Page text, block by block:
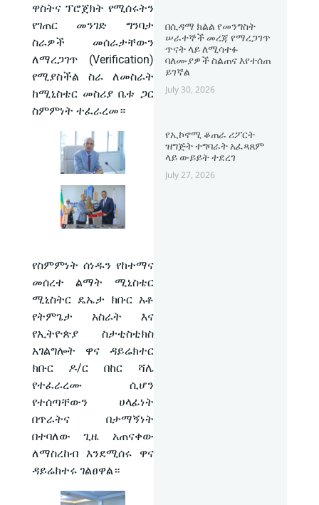
ዋስትና ፕሮጀክት የሚሰሩትን
የገጠር መንገድ ግንባታ
ስራዎች መሰራታቸውን
ለማረጋገጥ (Verification)
የሚያስችል ስራ ለመስራት
ከሚኒስቴር መስሪያ ቤቱ ጋር
ስምምነት ተፈራረመ።
የስምምነት ሰነዱን የከተማና
መሰረተ ልማት ሚኒስቴር
ሚኒስትር ዴኤታ ክቡር አቶ
የትምጌታ አስራት እና
የኢትዮጵያ ስታቲስቲክስ
አገልግሎት ዋና ዳይሬክተር
ክቡር ዶ/ር በከር ሻሌ
የተፈራረሙ ሲሆን
የተሰጣቸውን ሀላፊነት
በጥራትና በታማኝነት
በተባለው ጊዜ አጠናቀው
ለማስረከብ እንደሚሰሩ ዋና
ዳይሬክተሩ ገልፀዋል።
በሲዳማ ክልል የመንግስት
ሠራተኞች መረጃ የማረጋገጥ
ጥናት ላይ ለሚሳተፉ
ባለሙያዎች ስልጠና እየተሰጠ
ይገኛል
July 30, 2026
የኢኮኖሚ ቆጠራ ሪፖርት
ዝግጅት ተግባራት አፈጻጸም
ላይ ውይይት ተደረገ
July 27, 2026